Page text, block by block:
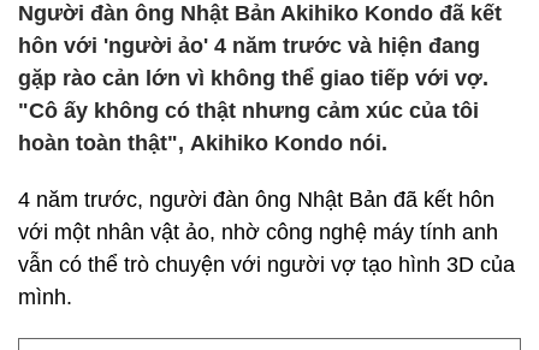
Người đàn ông Nhật Bản Akihiko Kondo đã kết
hôn với 'người ảo' 4 năm trước và hiện đang
gặp rào cản lớn vì không thể giao tiếp với vợ.
"Cô ấy không có thật nhưng cảm xúc của tôi
hoàn toàn thật", Akihiko Kondo nói.
4 năm trước, người đàn ông Nhật Bản đã kết hôn
với một nhân vật ảo, nhờ công nghệ máy tính anh
vẫn có thể trò chuyện với người vợ tạo hình 3D của
mình.